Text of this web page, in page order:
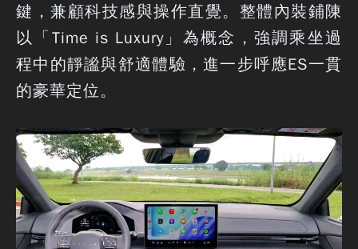
鍵，兼顧科技感與操作直覺。整體內裝鋪陳
以「Time is Luxury」為概念，強調乘坐過
程中的靜謐與舒適體驗，進一步呼應ES一貫
的豪華定位。